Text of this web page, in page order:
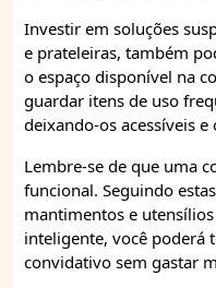
Investir em soluções
e prateleiras, também
o espaço disponível na
guardar itens de uso
deixando-os acessíveis e
Lembre-se de que uma
funcional. Seguindo
mantimentos e
inteligente, você poderá
convidativo sem gastar